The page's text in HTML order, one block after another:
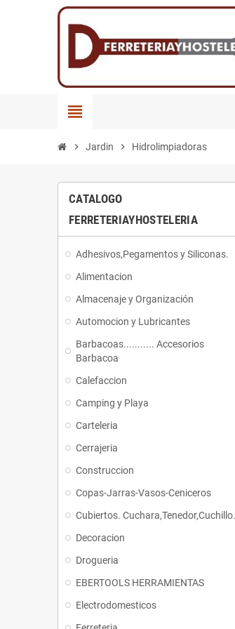
view_headline
chevron_right Jardin chevron_right Hidrolimpiadoras
CATALOGO
FERRETERIAYHOSTELERIA
Adhesivos,Pegamentos y Siliconas.
Alimentacion
Almacenaje y Organización
Automocion y Lubricantes
Barbacoas........... Accesorios
Barbacoa
Calefaccion
Camping y Playa
Carteleria
Cerrajeria
Construccion
Copas-Jarras-Vasos-Ceniceros
Cubiertos. Cuchara,Tenedor,Cuchillo.
Decoracion
Drogueria
EBERTOOLS HERRAMIENTAS
Electrodomesticos